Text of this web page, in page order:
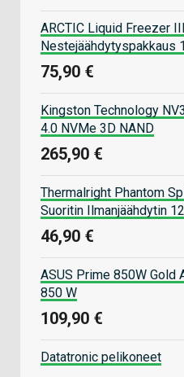
ARCTIC Liquid Freezer
Nestejäähdytyspakkaus
75,90 €
Kingston Technology
4.0 NVMe 3D NAND
265,90 €
Thermalright Phantom
Suoritin Ilmanjäähdytin
46,90 €
ASUS Prime 850W Gold
850 W
109,90 €
Datatronic pelikoneet